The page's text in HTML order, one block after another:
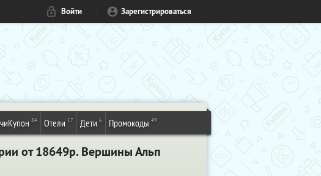
Войти Зарегистрироваться
84 Отели 17 Дети 6 Промокоды 49
от 18649р. Вершины Альп